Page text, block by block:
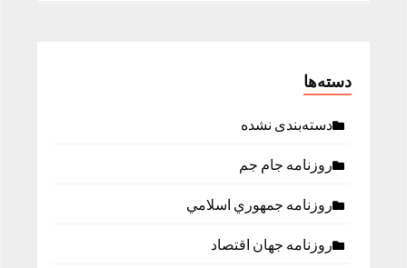
دسته‌ها
دسته‌بندی نشده
روزنامه جام جم
روزنامه جمهوري اسلامي
روزنامه جهان اقتصاد